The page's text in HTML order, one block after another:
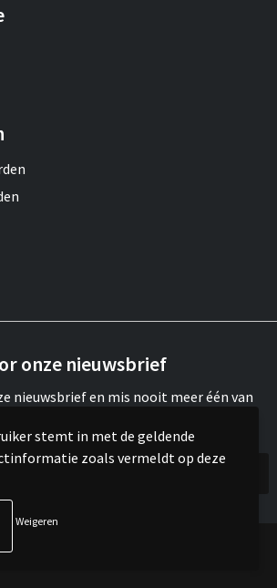
onze nieuwsbrief
nieuwsbrief en mis nooit meer één van
of updates.
Copyright Meroh 2022
stemt in met de geldende
zoals vermeldt op deze
Weigeren